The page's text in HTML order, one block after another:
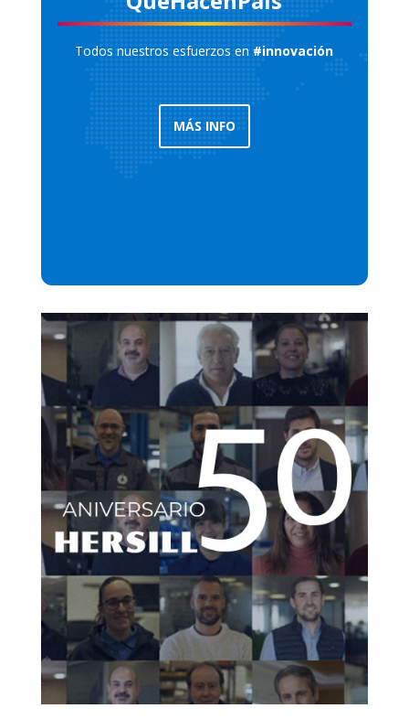
Todos nuestros esfuerzos en #innovación
MÁS INFO